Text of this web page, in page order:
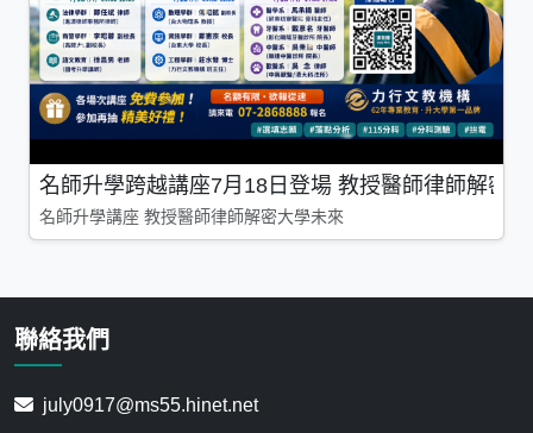
名師升學跨越講座7月18日登場 教授醫師律師解密
名師升學講座 教授醫師律師解密大學未來
聯絡我們
july0917@ms55.hinet.net